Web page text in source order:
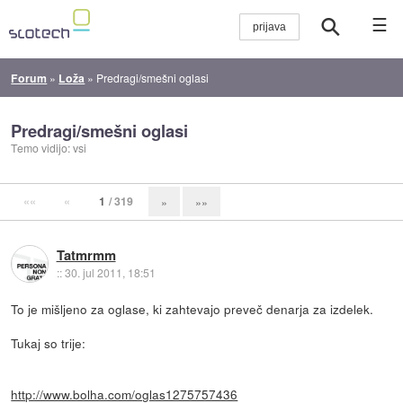
☰
Forum » Loža » Predragi/smešni oglasi
Predragi/smešni oglasi
Temo vidijo: vsi
«« « 1 / 319 » »»
Tatmrmm
::30. jul 2011, 18:51
To je mišljeno za oglase, ki zahtevajo preveč denarja za izdelek.
Tukaj so trije:
http://www.bolha.com/oglas1275757436